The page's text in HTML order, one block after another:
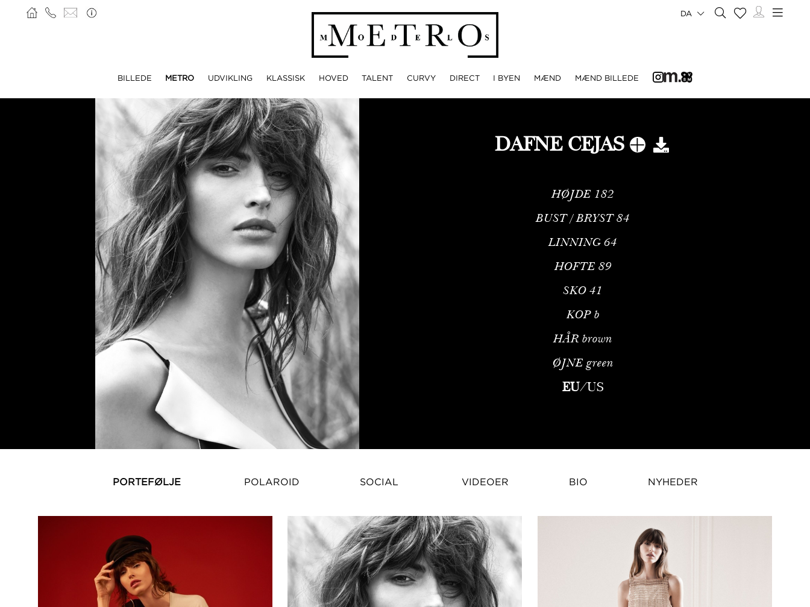
BILLEDE METRO UDVIKLING KLASSISK HOVED TALENT CURVY DIRECT I BYEN MÆND MÆND BILLEDE
DA
DAFNE CEJAS
HØJDE 182
BUST / BRYST84
LINNING 64
HOFTE 89
SKO 41
KOP b
HÅR brown
ØJNE green
EU/US
Dafne Cejas er vokset op i Argentina. Hun blev opdaget i en alder af 17 år i sin hjemby og
PORTEFØLJE POLAROID SOCIAL VIDEOER BIO NYHEDER